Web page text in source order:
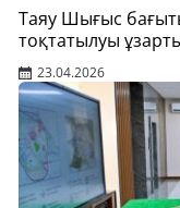
Таяу Шығыс
тоқтатылуы
23.04.2026